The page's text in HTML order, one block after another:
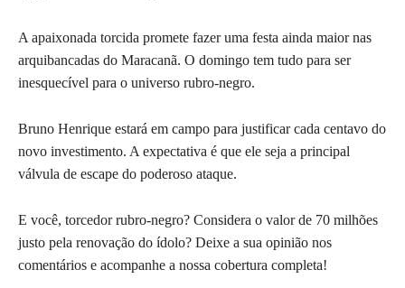
A apaixonada torcida promete fazer uma festa ainda maior nas
arquibancadas do Maracanã. O domingo tem tudo para ser
inesquecível para o universo rubro-negro.
Bruno Henrique estará em campo para justificar cada centavo do
novo investimento. A expectativa é que ele seja a principal
válvula de escape do poderoso ataque.
E você, torcedor rubro-negro? Considera o valor de 70 milhões
justo pela renovação do ídolo? Deixe a sua opinião nos
comentários e acompanhe a nossa cobertura completa!